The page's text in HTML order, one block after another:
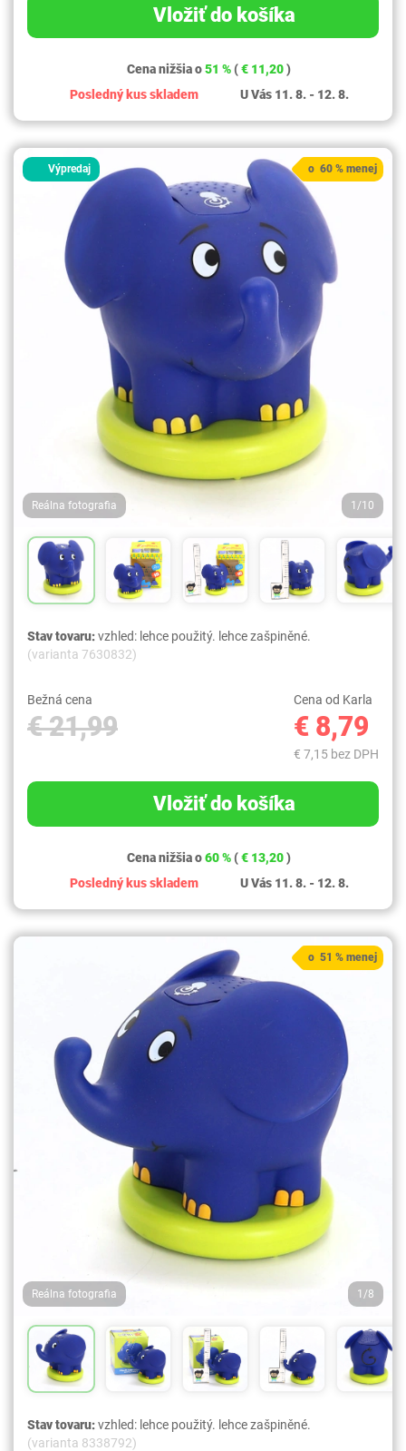
Vložiť do košíka
Cena nižšia o51 % (€ 11,20)
Posledný kus skladem
U Vás 11. 8. - 12. 8.
Výpredaj
Reálna fotografia 1/10
o 60 % menej
Stav tovaru:vzhled: lehce použitý. lehce zašpiněné.
(varianta 7630832)
Bežná cena
€ 21,99
Cena od Karla
€ 8,79
€ 7,15 bez DPH
Vložiť do košíka
Cena nižšia o60 % (€ 13,20)
Posledný kus skladem
U Vás 11. 8. - 12. 8.
Reálna fotografia 1/8
o 51 % menej
Stav tovaru:vzhled: lehce použitý. lehce zašpiněné.
(varianta 8338792)